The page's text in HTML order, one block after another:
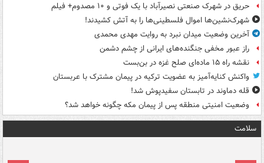
حریق در شهرک صنعتی نصیرآباد با یک فوتی و ۱۰ مصدوم+ فیلم
شهرک‌نشین‌ها اموال فلسطینی‌ها را به آتش کشیدند!
آخرین وضعیت میدان نبرد به روایت مهدی محمدی
راز عبور مخفی جنگنده‌های ایرانی از چشم دشمن
نقشه راه ۱۵ ماده‌ای صلح غزه در بن‌بست
واکنش کنایه‌آمیز به عضویت ترکیه در پیمان مشترک با عربستان
قله دماوند در تابستان سفیدپوش شد!
وضعیت امنیتی منطقه پس از پیمان مکه چگونه خواهد شد؟
سلامت